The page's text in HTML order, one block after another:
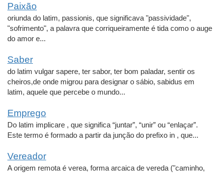
Paixão
oriunda do latim, passionis, que significava "passividade",
"sofrimento", a palavra que corriqueiramente é tida como o auge
do amor e...
Saber
do latim vulgar sapere, ter sabor, ter bom paladar, sentir os
cheiros,de onde migrou para designar o sábio, sabidus em
latim, aquele que percebe o mundo...
Emprego
Do latim implicare , que significa “juntar”, “unir” ou “enlaçar”.
Este termo é formado a partir da junção do prefixo in , que...
Vereador
A origem remota é verea, forma arcaica de vereda ("caminho,